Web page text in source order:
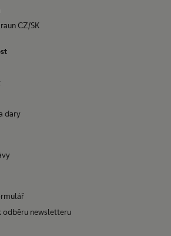
CZ/SK
dary
odběru newsletteru